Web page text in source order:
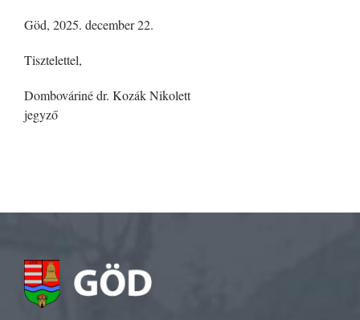
Göd, 2025. december 22.
Tisztelettel,
Dombováriné dr. Kozák Nikolett
jegyző